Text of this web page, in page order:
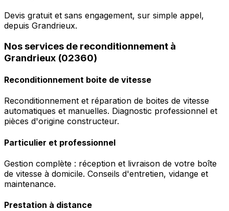
Devis gratuit et sans engagement, sur simple appel,
depuis Grandrieux.
Nos services de reconditionnement à
Grandrieux (02360)
Reconditionnement boite de vitesse
Reconditionnement et réparation de boites de vitesse
automatiques et manuelles. Diagnostic professionnel et
pièces d'origine constructeur.
Particulier et professionnel
Gestion complète : réception et livraison de votre boîte
de vitesse à domicile. Conseils d'entretien, vidange et
maintenance.
Prestation à distance